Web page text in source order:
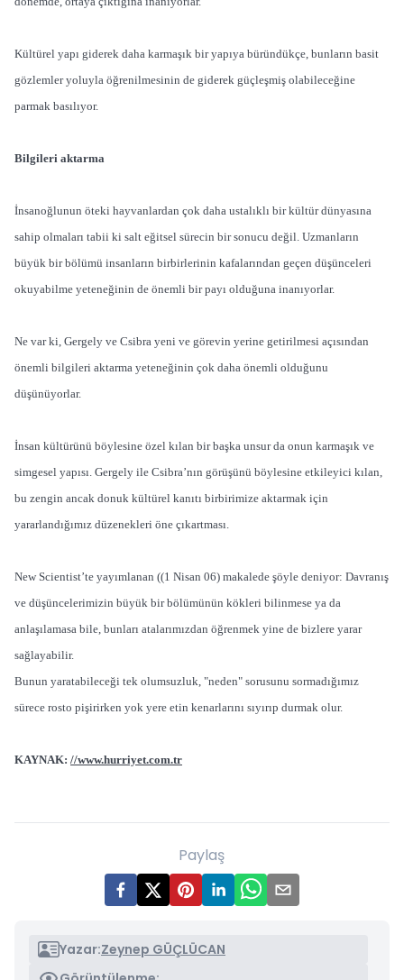
Kültürel yapı giderek daha karmaşık bir yapıya büründükçe, bunların basit
gözlemler yoluyla öğrenilmesinin de giderek güçleşmiş olabileceğine
parmak basılıyor.
Bilgileri aktarma
İnsanoğlunun öteki hayvanlardan çok daha ustalıklı bir kültür dünyasına
sahip olmaları tabii ki salt eğitsel sürecin bir sonucu değil. Uzmanların
büyük bir bölümü insanların birbirlerinin kafalarından geçen düşünceleri
okuyabilme yeteneğinin de önemli bir payı olduğuna inanıyorlar.
Ne var ki, Gergely ve Csibra yeni ve görevin yerine getirilmesi açısından
önemli bilgileri aktarma yeteneğinin çok daha önemli olduğunu
düşünüyorlar.
İnsan kültürünü böylesine özel kılan bir başka unsur da onun karmaşık ve
simgesel yapısı. Gergely ile Csibra’nın görüşünü böylesine etkileyici kılan,
bu zengin ancak donuk kültürel kanıtı birbirimize aktarmak için
yararlandığımız düzenekleri öne çıkartması.
New Scientist’te yayımlanan ((1 Nisan 06) makalede şöyle deniyor: Davranış
ve düşüncelerimizin büyük bir bölümünün kökleri bilinmese ya da
anlaşılamasa bile, bunları atalarımızdan öğrenmek yine de bizlere yarar
sağlayabilir.
Bunun yaratabileceği tek olumsuzluk, "neden" sorusunu sormadığımız
sürece rosto pişirirken yok yere etin kenarlarını sıyırıp durmak olur.
KAYNAK: //www.hurriyet.com.tr
Paylaş
Yazar:Zeynep GÜÇLÜCAN